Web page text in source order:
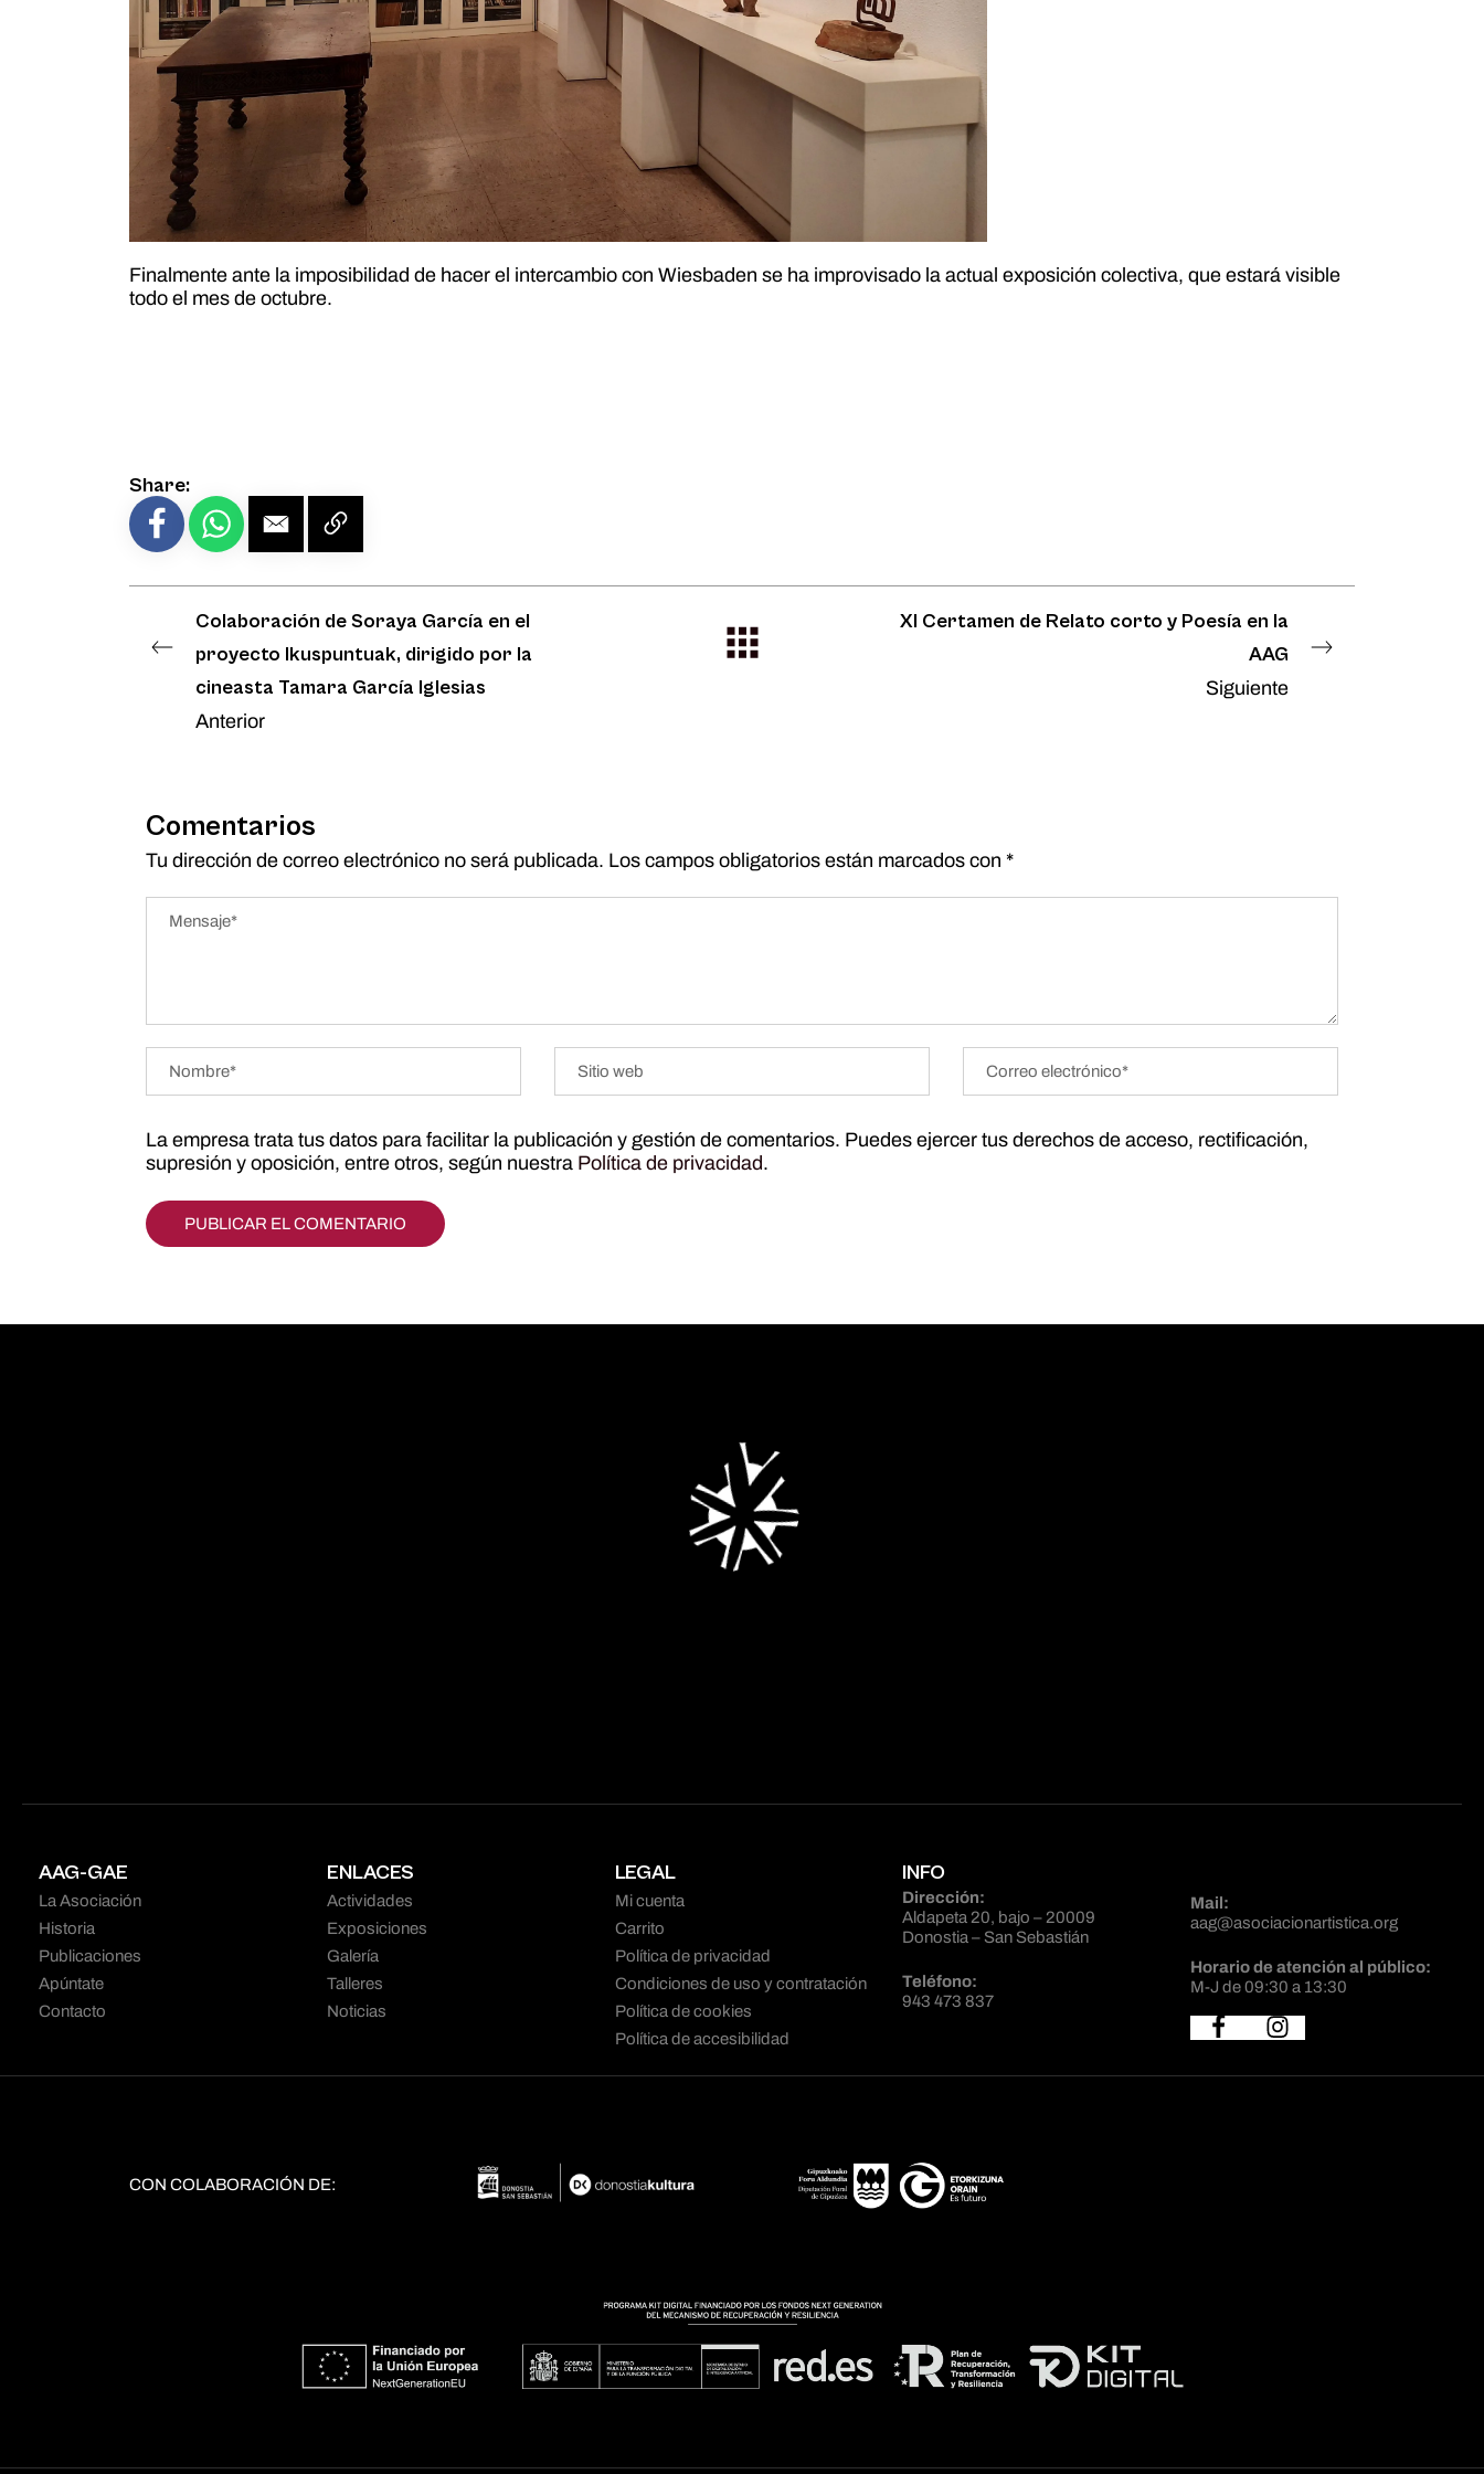
Finalmente ante la imposibilidad de hacer el intercambio con Wiesbaden se ha improvisado la actual exposición colectiva, que estará visible
todo el mes de octubre.
Share:
Colaboración de Soraya García en el
proyecto Ikuspuntuak, dirigido por la
cineasta Tamara García Iglesias
Anterior
XI Certamen de Relato corto y Poesía en la
AAG
Siguiente
Comentarios
Tu dirección de correo electrónico no será publicada. Los campos obligatorios están marcados con *
La empresa trata tus datos para facilitar la publicación y gestión de comentarios. Puedes ejercer tus derechos de acceso, rectificación,
supresión y oposición, entre otros, según nuestra Política de privacidad.
AAG-GAE
La Asociación
Historia
Publicaciones
Apúntate
Contacto
ENLACES
Actividades
Exposiciones
Galería
Talleres
Noticias
LEGAL
Mi cuenta
Carrito
Política de privacidad
Condiciones de uso y contratación
Política de cookies
Política de accesibilidad
INFO
Dirección:
Aldapeta 20, bajo – 20009
Donostia – San Sebastián
Teléfono:
943 473 837
Mail:
aag@asociacionartistica.org
Horario de atención al público:
M-J de 09:30 a 13:30
CON COLABORACIÓN DE: